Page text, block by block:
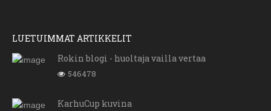
LUETUIMMAT ARTIKKELIT
Rokin blogi - huoltaja vailla vertaa
546478
KarhuCup kuvina